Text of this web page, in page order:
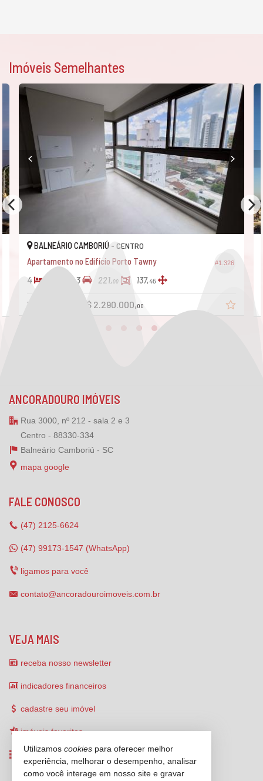
Imóveis Semelhantes
#1.326
BALNEÁRIO CAMBORIÚ -CENTRO
Apartamento no Edifício Porto Tawny
4 3 221, 00 137,45
R$ 2.599.000 R$ 2.290.000,00
ANCORADOURO IMÓVEIS
Rua 3000, nº 212 - sala 2 e 3
Centro - 88330-334
Balneário Camboriú - SC
mapa google
FALE CONOSCO
(47) 2125-6624
(47) 99173-1547 (WhatsApp)
ligamos para você
contato@ancoradouroimoveis.com.br
VEJA MAIS
receba nosso newsletter
indicadores financeiros
cadastre seu imóvel
imóveis favoritos
mapa de imóveis
Utilizamos cookies para oferecer melhor
experiência, melhorar o desempenho, analisar
como você interage em nosso site e gravar